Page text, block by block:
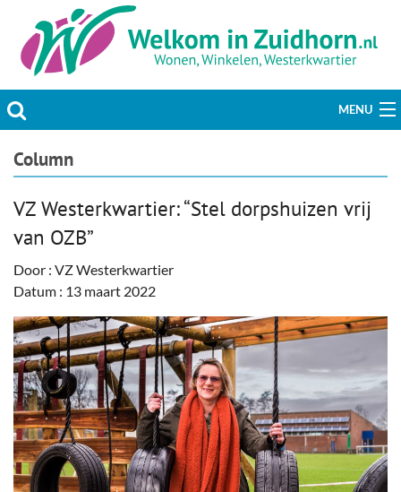
MENU
Actueel
Welzijn & Maatschappij
Bedrijven
Prikbord & Aanbiedingen
Plaats bericht
Column
VZ Westerkwartier: “Stel dorpshuizen vrij
van OZB”
Door : VZ Westerkwartier
Datum : 13 maart 2022